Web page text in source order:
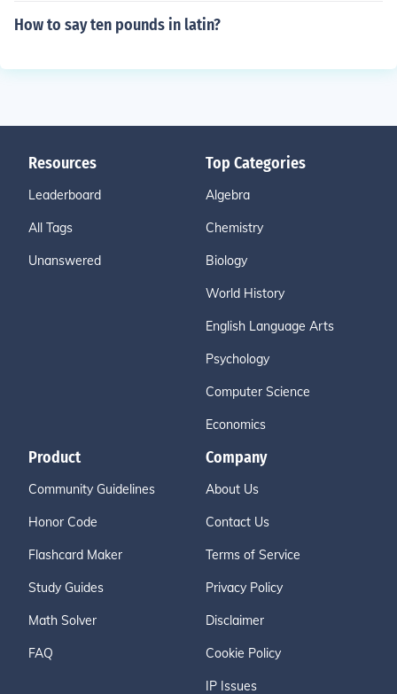
How to say ten pounds in latin?
Resources
Leaderboard
All Tags
Unanswered
Top Categories
Algebra
Chemistry
Biology
World History
English Language Arts
Psychology
Computer Science
Economics
Product
Community Guidelines
Honor Code
Flashcard Maker
Study Guides
Math Solver
FAQ
Company
About Us
Contact Us
Terms of Service
Privacy Policy
Disclaimer
Cookie Policy
IP Issues